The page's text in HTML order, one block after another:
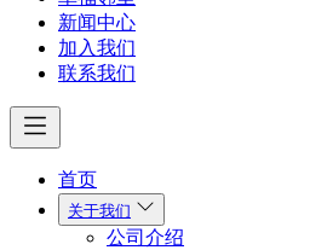
新闻中心
加入我们
联系我们
首页
关于我们
公司介绍